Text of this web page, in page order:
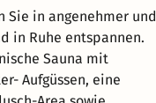
Sie in angenehmer und
in Ruhe entspannen.
Sauna mit
Aufgüssen, eine